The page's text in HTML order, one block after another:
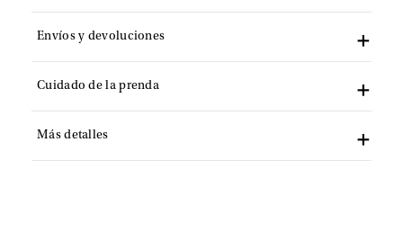
Envíos y devoluciones
Cuidado de la prenda
Más detalles